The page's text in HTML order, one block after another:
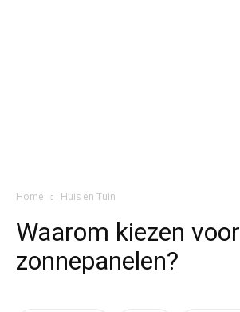
Home Huis en Tuin
Waarom kiezen voor
zonnepanelen?